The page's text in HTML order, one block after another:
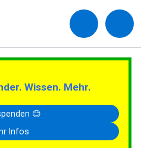
Wissen. Mehr.
😊
Infos